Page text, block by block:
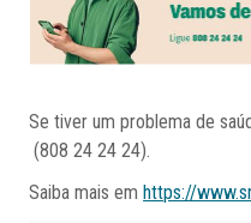
Se tiver um problema de
(808 24 24 24).
Saiba mais emhttps://